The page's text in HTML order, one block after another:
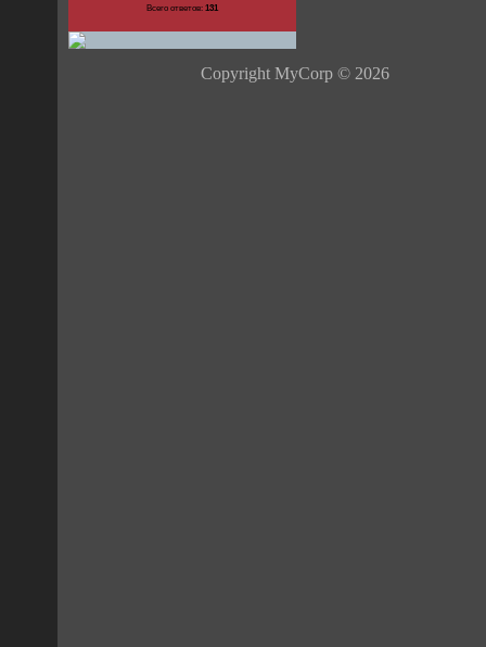
Всего ответов: 131
Copyright MyCorp © 2026